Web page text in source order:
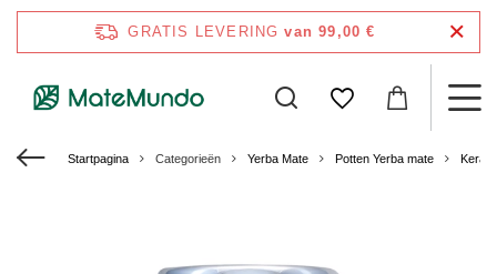
GRATIS LEVERING van 99,00 €
Startpagina Categorieën Yerba Mate Potten Yerba mate